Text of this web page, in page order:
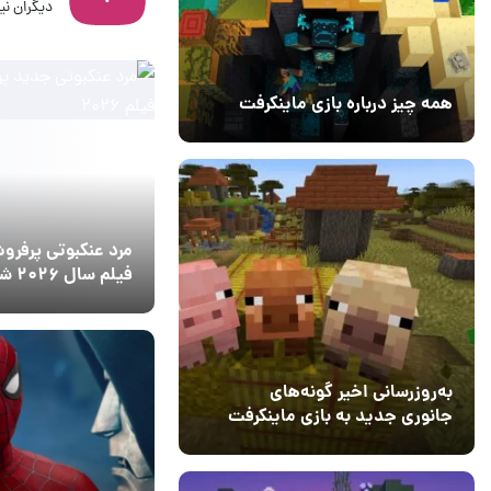
همه چیز درباره بازی ماینکرفت
به‌روزرسانی اخیر گونه‌های
جانوری جدید به بازی ماینکرفت
دیگران
مرد عنکبوتی
فیلم سال ۲۰۲۶ شد